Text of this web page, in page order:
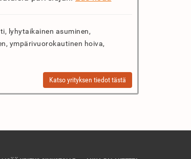
lyhytaikainen asuminen,
ympärivuorokautinen hoiva,
Katso yrityksen tiedot tästä